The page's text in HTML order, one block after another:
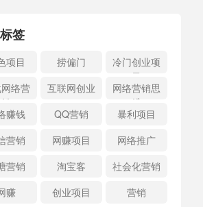
签
项目 捞偏门
冷门创业项
目
络营
销
互联网创业
网络营销思
维
赚钱
QQ营销
暴利项目
营销
网赚项目
网络推广
营销
淘宝客
社会化营销
赚
创业项目
营销